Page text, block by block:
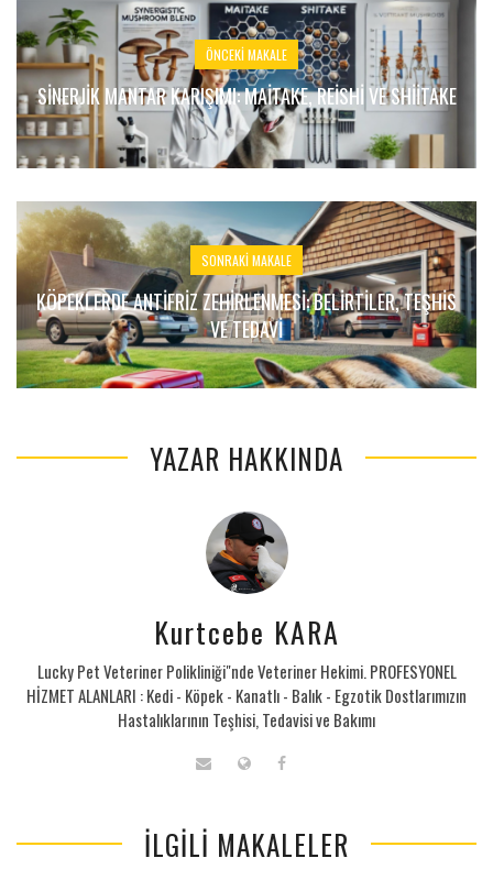
ÖNCEKI MAKALE
SINERJIK MANTAR KARIŞIMI: MAITAKE, REISHI VE SHIITAKE
SONRAKI MAKALE
KÖPEKLERDE ANTIFRIZ ZEHIRLENMESI: BELIRTILER, TEŞHIS
VE TEDAVI
YAZAR HAKKINDA
Kurtcebe KARA
Lucky Pet Veteriner Polikliniği"nde Veteriner Hekimi. PROFESYONEL
HİZMET ALANLARI : Kedi - Köpek - Kanatlı - Balık - Egzotik Dostlarımızın
Hastalıklarının Teşhisi, Tedavisi ve Bakımı
İLGILI MAKALELER